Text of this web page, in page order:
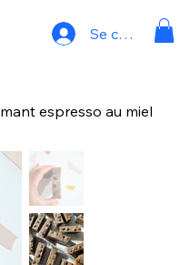
Se connecter
espresso au miel